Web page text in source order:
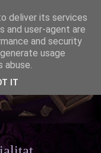
deliver its services
and user-agent are
and security
usage
abuse.
IT